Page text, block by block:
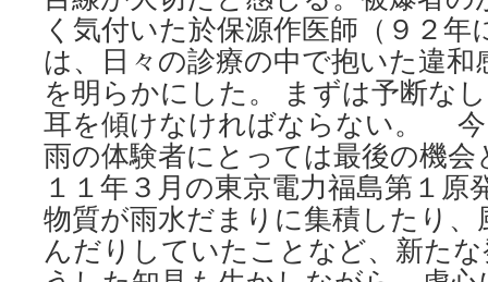
く気付いた於保源作医師（９２年
は、日々の診療の中で抱いた違和
を明らかにした。 まずは予断な
耳を傾けなければならない。 今
雨の体験者にとっては最後の機
１１年３月の東京電力福島第１原
物質が雨水だまりに集積したり
んだりしていたことなど、新た